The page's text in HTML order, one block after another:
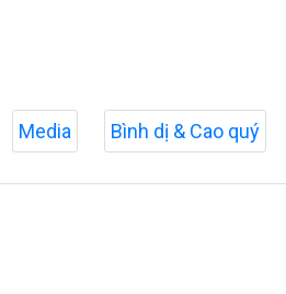
Media Bình dị & Cao quý